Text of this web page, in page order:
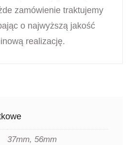
zamówienie traktujemy
o najwyższą jakość
realizację.
37mm, 56mm